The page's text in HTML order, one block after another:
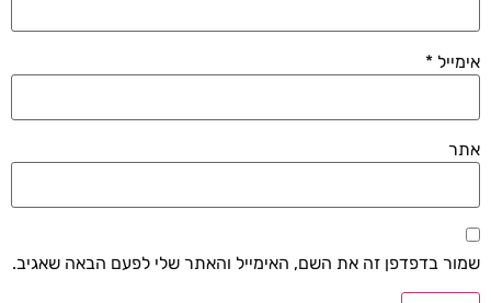
אימייל *
אתר
שמור בדפדפן זה את השם, האימייל והאתר שלי לפעם הבאה שאגיב.